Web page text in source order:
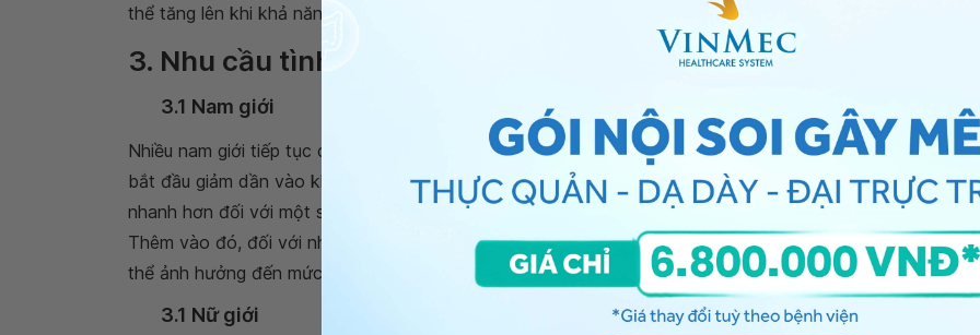
thể tăng lên khi khả năng sinh sản bắt đầu giảm dần vào cuối độ tuổi 20.
3. Nhu cầu tình dục ở giai đoạn 30 - 40
3.1 Nam giới
Nhiều nam giới tiếp tục có ham muốn tình dục mạnh mẽ trong những năm này, mặc dù testosterone
bắt đầu giảm dần vào khoảng 35 tuổi. Nó thường giảm khoảng 1% mỗi năm và mức độ giảm có thể
nhanh hơn đối với một số nam giới. Điều này có thể có một số ảnh hưởng đến
nhu cầu tình dục
Thêm vào đó, đối với nhiều người, sự căng thẳng trong công việc, gia đình và các vấn đề khác có
thể ảnh hưởng đến mức độ quan tâm đến ham muốn tình dục.
3.1 Nữ giới